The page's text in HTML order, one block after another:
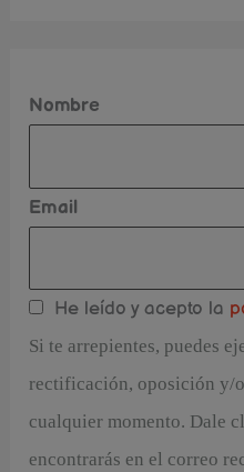
Nombre
Email
He leído y acepto la
Si te arrepientes, puedes
rectificación, oposición y/
cualquier momento. Dale
encontrarás en el correo